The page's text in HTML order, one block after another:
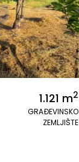
1.121 m2
GRAĐEVINSKO
ZEMLJIŠTE